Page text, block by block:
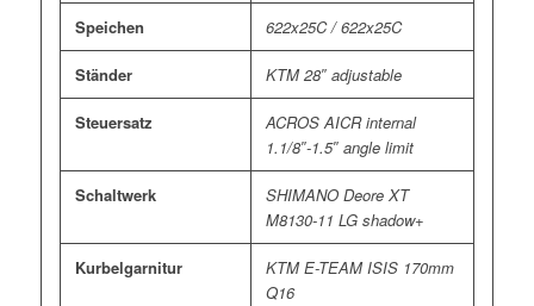
Speichen 622x25C / 622x25C
Ständer KTM 28″ adjustable
Steuersatz
ACROS AICR internal
1.1/8″-1.5″ angle limit
Schaltwerk
SHIMANO Deore XT
M8130-11 LG shadow+
Kurbelgarnitur
KTM E-TEAM ISIS 170mm
Q16